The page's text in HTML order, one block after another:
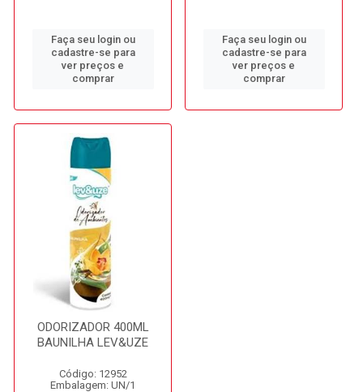
Faça seu login ou
cadastre-se para
ver preços e
comprar
Faça seu login ou
cadastre-se para
ver preços e
comprar
ODORIZADOR 400ML
BAUNILHA LEV&UZE
Código: 12952
Embalagem: UN/1